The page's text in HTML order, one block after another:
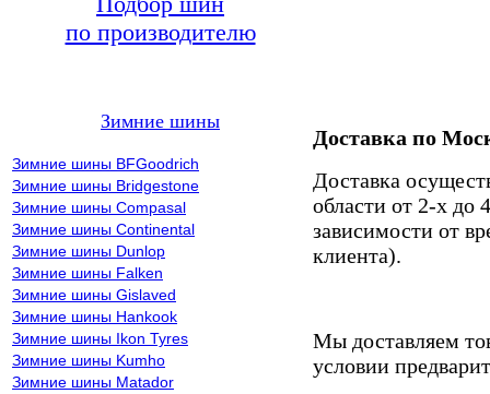
по производителю
Зимние шины
Зимние шины BFGoodrich
Зимние шины Bridgestone
Зимние шины Compasal
Зимние шины Continental
Зимние шины Dunlop
Зимние шины Falken
Зимние шины Gislaved
Зимние шины Hankook
Зимние шины Ikon Tyres
Зимние шины Kumho
Зимние шины Matador
Доставка по
Доставка
области от 2-х до
зависимости от
клиента).
Мы доставляем
условии